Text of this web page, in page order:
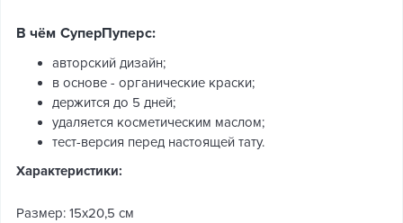
В чём СуперПуперс:
авторский дизайн;
в основе - органические краски;
держится до 5 дней;
удаляется косметическим маслом;
тест-версия перед настоящей тату.
Характеристики:
Размер: 15x20,5 см